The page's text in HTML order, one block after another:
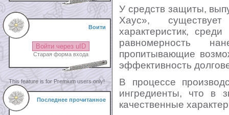
Воити
Войти через uID
Старая форма входа
This feature is for Premium users only!
Последнее прочитанное
У средств защиты,
Хаус»,
характеристик,
равномерность
пропитывающие
эффективность
В процессе
ингредиенты, что в
качественные